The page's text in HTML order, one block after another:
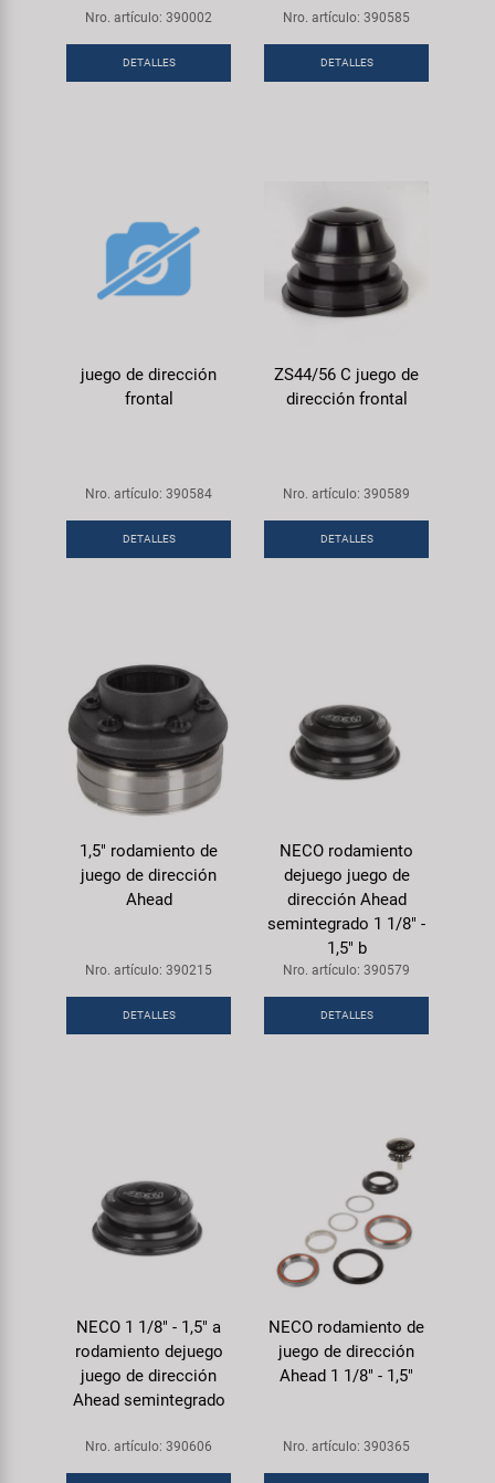
Nro. artículo: 390002
DETALLES
Nro. artículo: 390585
DETALLES
juego de dirección
frontal
Nro. artículo: 390584
DETALLES
ZS44/56 C juego de
dirección frontal
Nro. artículo: 390589
DETALLES
1,5" rodamiento de
juego de dirección
Ahead
Nro. artículo: 390215
DETALLES
NECO rodamiento
dejuego juego de
dirección Ahead
semintegrado 1 1/8" -
1,5" b
Nro. artículo: 390579
DETALLES
NECO 1 1/8" - 1,5" a
rodamiento dejuego
juego de dirección
Ahead semintegrado
Nro. artículo: 390606
NECO rodamiento de
juego de dirección
Ahead 1 1/8" - 1,5"
Nro. artículo: 390365